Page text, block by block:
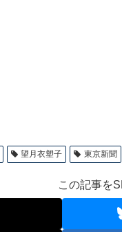
望月衣塑子 東京新聞
この記事を